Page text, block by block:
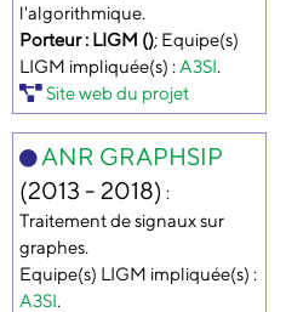
l'algorithmique.
Porteur : LIGM (); Equipe(s)
LIGM impliquée(s) : A3SI.
Site web du projet
ANR GRAPHSIP
(2013 - 2018) :
Traitement de signaux sur
graphes.
Equipe(s) LIGM impliquée(s) :
A3SI.